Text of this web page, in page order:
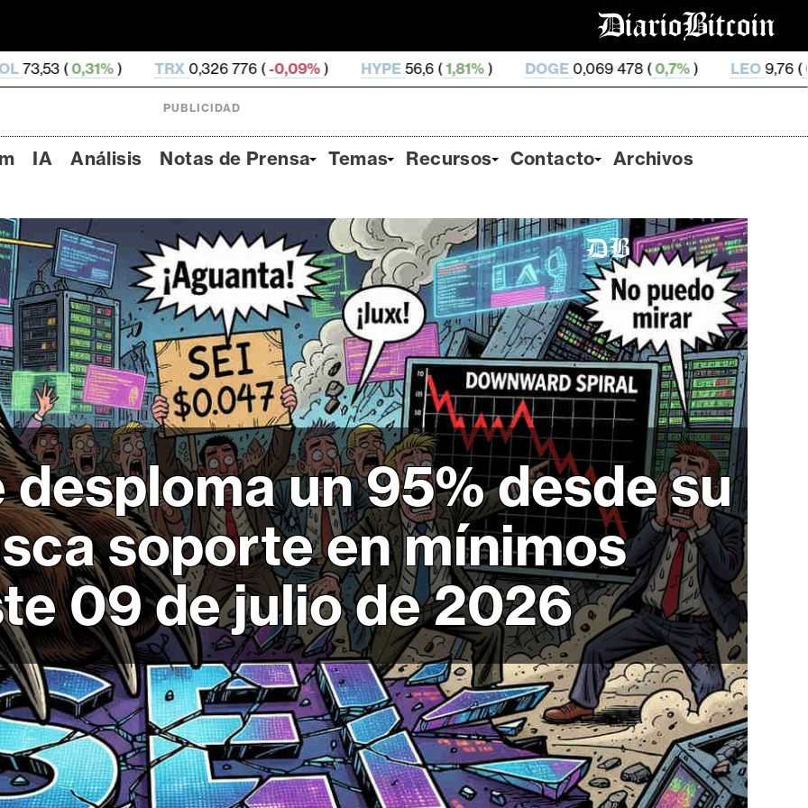
) TRX0,326 776 ( -0,09%) HYPE56,6 (1,81%) DOGE0,069 478 (0,7%) LEO9,76 (0,24%) ZEC
PUBLICIDAD
IA Análisis Notas de Prensa Temas Recursos Contacto Archivos
desploma un 95% desde su
soporte en mínimos
09 de julio de 2026